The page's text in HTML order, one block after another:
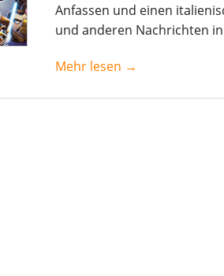
Anfassen und einen
und anderen Nachrichten
Mehr lesen →